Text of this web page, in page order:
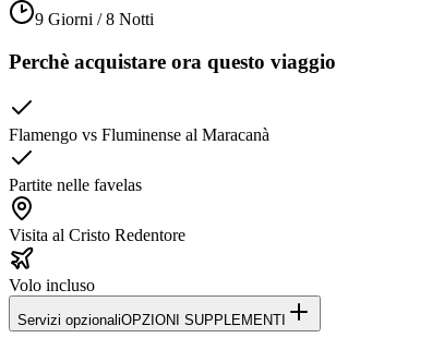
9 Giorni / 8 Notti
Perchè acquistare ora questo viaggio
Flamengo vs Fluminense al Maracanà
Partite nelle favelas
Visita al Cristo Redentore
Volo incluso
Servizi opzionaliOPZIONI SUPPLEMENTI